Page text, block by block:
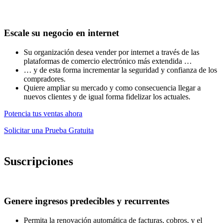
Escale su negocio en internet
Su organización desea vender por internet a través de las
plataformas de comercio electrónico más extendida …
… y de esta forma incrementar la seguridad y confianza de los
compradores.
Quiere ampliar su mercado y como consecuencia llegar a
nuevos clientes y de igual forma fidelizar los actuales.
Potencia tus ventas ahora
Solicitar una Prueba Gratuita
Suscripciones
Genere ingresos predecibles y recurrentes
Permita la renovación automática de facturas, cobros, y el